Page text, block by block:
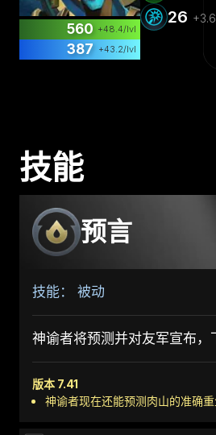
560 +48.4/lvl
387 +43.2/lvl
26 +3.6
技能
预言
技能： 被动
神谕者将预测并对友军宣布，
版本 7.41
神谕者现在还能预测肉山的准确